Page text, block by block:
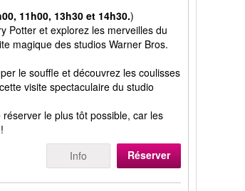
11h00, 13h30 et 14h30.)
Potter et explorez les merveilles du
magique des studios Warner Bros.
le souffle et découvrez les coulisses
visite spectaculaire du studio
le plus tôt possible, car les
Info Réserver